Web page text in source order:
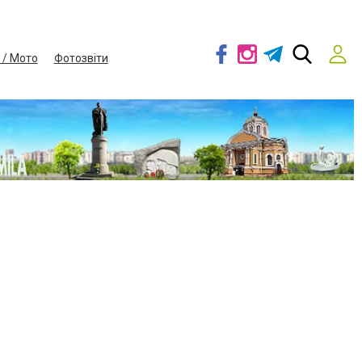
/ Мото Фотозвіти